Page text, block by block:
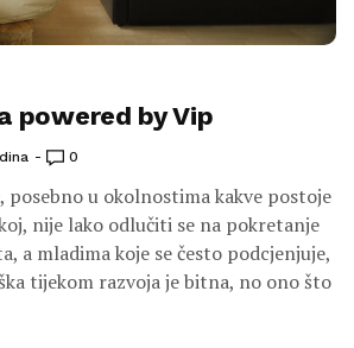
powered by Vip
0
posebno u okolnostima kakve postoje
nije lako odlučiti se na pokretanje
a mladima koje se često podcjenjuje,
tijekom razvoja je bitna, no ono što